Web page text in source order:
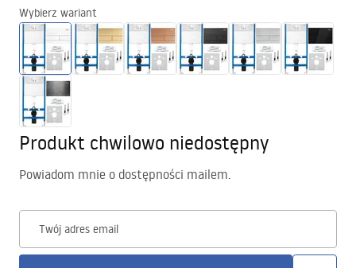
Wybierz wariant
Produkt chwilowo niedostępny
Powiadom mnie o dostępności mailem.
Twój adres email